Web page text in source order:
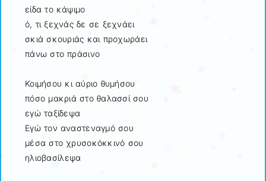
είδα το κάψιμο
ό, τι ξεχνάς δε σε ξεχνάει
σκιά σκουριάς και προχωράει
πάνω στο πράσινο
Κοιμήσου κι αύριο θυμήσου
πόσο μακριά στο θαλασσί σου
εγώ ταξίδεψα
Εγώ τον αναστεναγμό σου
μέσα στο χρυσοκόκκινό σου
ηλιοβασίλεψα